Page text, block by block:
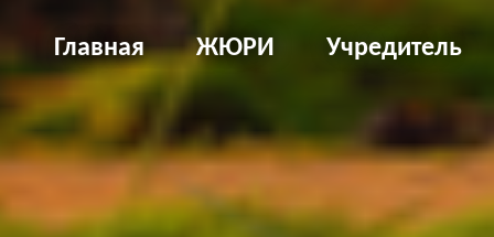
Главная ЖЮРИ Учредитель